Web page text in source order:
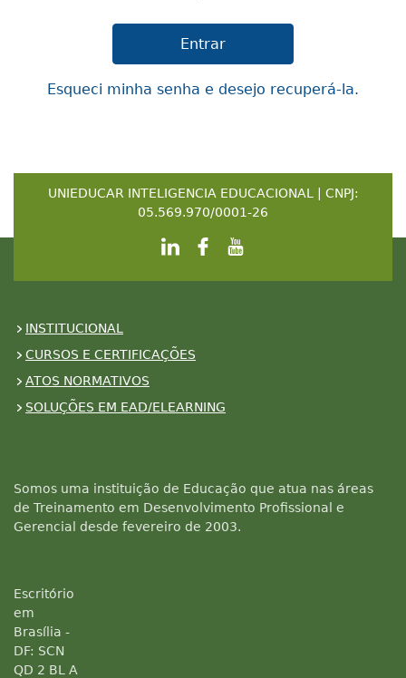
Esqueci minha senha e desejo recuperá-la.
UNIEDUCAR INTELIGENCIA EDUCACIONAL | CNPJ:
05.569.970/0001-26
INSTITUCIONAL
CURSOS E CERTIFICAÇÕES
ATOS NORMATIVOS
SOLUÇÕES EM EAD/ELEARNING
Somos uma instituição de Educação que atua nas áreas
de Treinamento em Desenvolvimento Profissional e
Gerencial desde fevereiro de 2003.
Escritório
em
Brasília -
DF: SCN
QD 2 BL A